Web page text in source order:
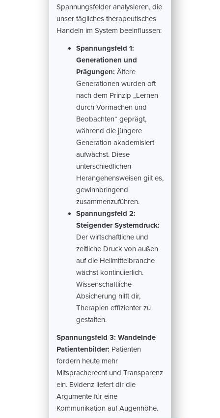
Spannungsfelder analysieren, die
unser tägliches therapeutisches
Handeln im System beeinflussen:
Spannungsfeld 1:
Generationen und
Prägungen: Ältere
Generationen wurden oft
nach dem Prinzip „Lernen
durch Vormachen und
Beobachten“ geprägt,
während die jüngere
Generation akademisiert
aufwächst. Diese
unterschiedlichen
Herangehensweisen gilt es,
gewinnbringend
zusammenzuführen.
Spannungsfeld 2:
Steigender Systemdruck:
Der wirtschaftliche und
zeitliche Druck von außen
auf die Heilmittelbranche
wächst kontinuierlich.
Wissenschaftliche
Absicherung hilft dir,
Therapien effizienter zu
gestalten.
Spannungsfeld 3: Wandelnde
Patientenbilder: Patienten
fordern heute mehr
Mitspracherecht und Transparenz
ein. Evidenz liefert dir die
Argumente für eine
Kommunikation auf Augenhöhe.